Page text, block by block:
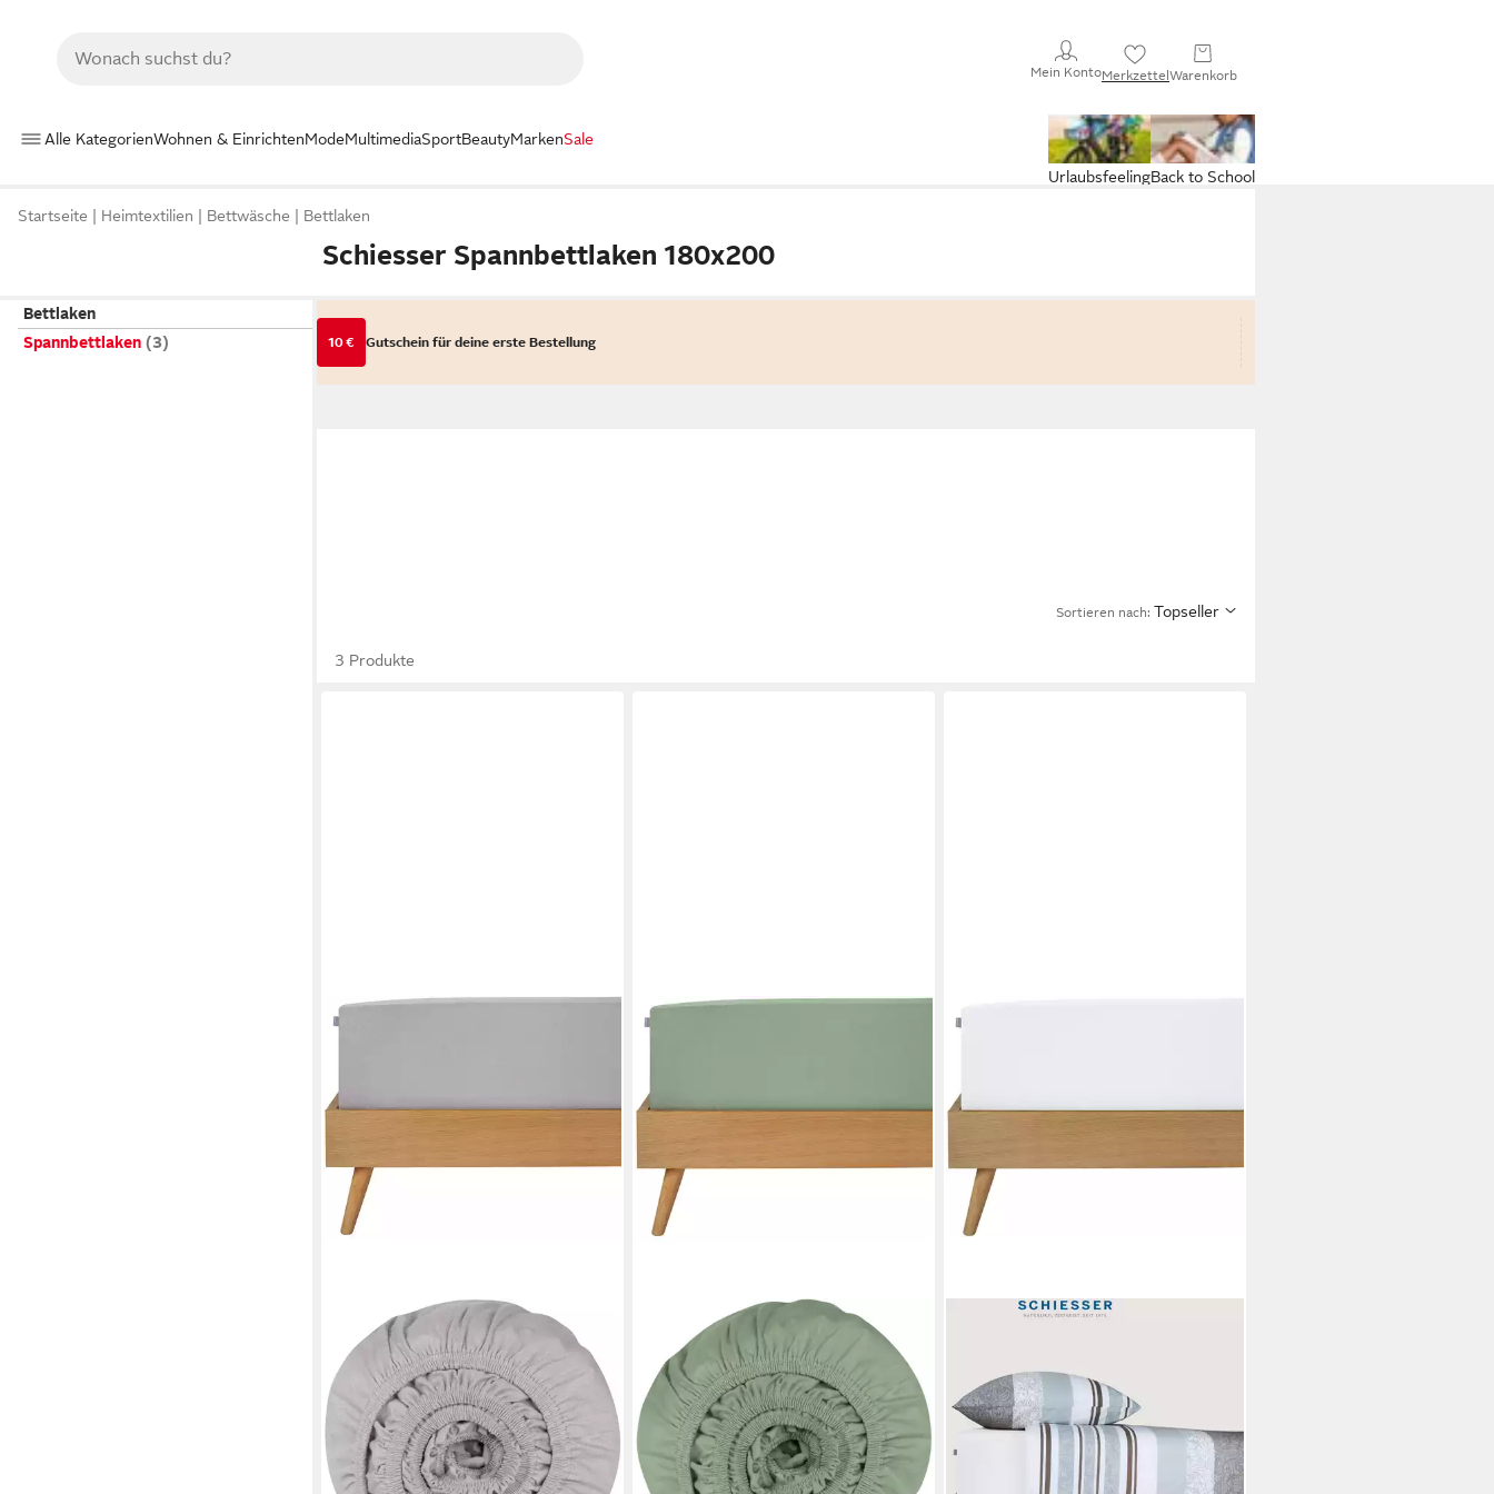
Mein KontoMerkzettelWarenkorb
Alle KategorienWohnen & EinrichtenModeMultimediaSportBeautyMarkenSale
Back to School
Urlaubsfeeling
Startseite Heimtextilien Bettwäsche Bettlaken
Schiesser Spannbettlaken 180x200
Bettlaken
Spannbettlaken
10 € Gutschein für deine erste Bestellung
Sortieren nach: Topseller
3 Produkte